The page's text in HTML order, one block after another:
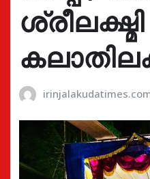
ശ്രീലക്ഷ്മി